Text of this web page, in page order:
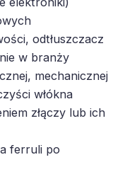
odtłuszczacz
w branży
mechanicznej
włókna
złączy lub ich
ferruli po